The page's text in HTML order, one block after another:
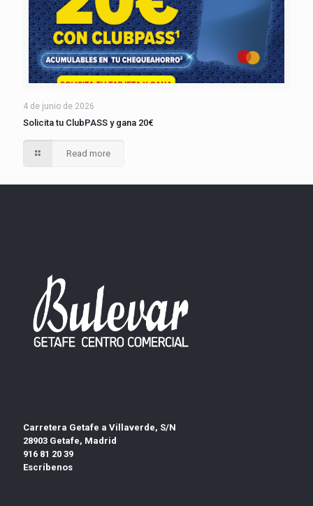
4 de junio de 2026
Solicita tu ClubPASS y gana 20€
Read more
Carretera Getafe a Villaverde, S/N
28903 Getafe, Madrid
916 81 20 39
Escríbenos